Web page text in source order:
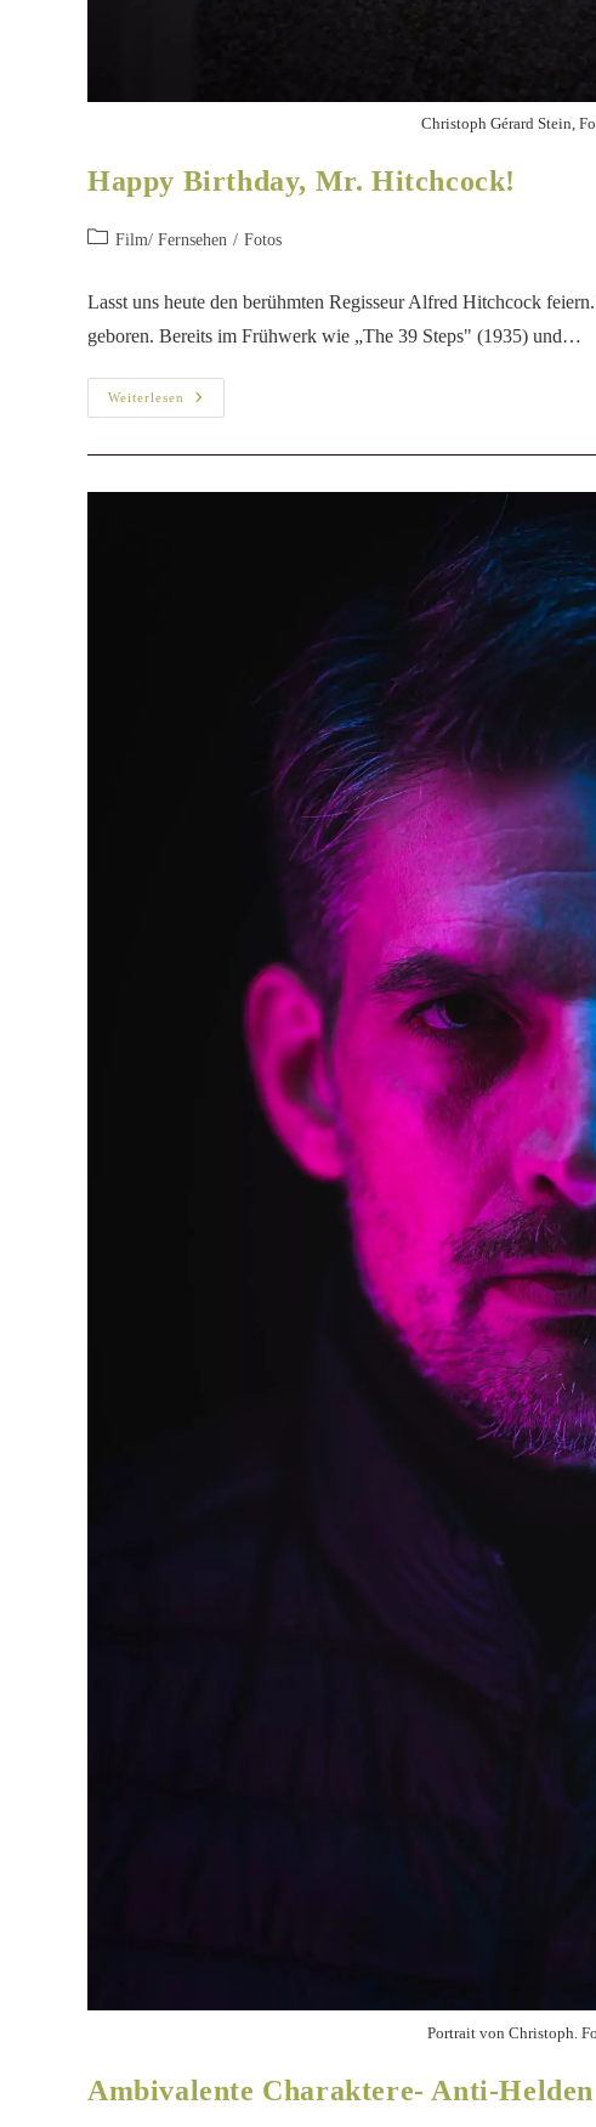
Christoph Gérard Stein,
Happy Birthday, Mr. Hitchcock!
Film/ Fernsehen / Fotos
Lasst uns heute den berühmten Regisseur Alfred Hitchcock
geboren. Bereits im Frühwerk wie „The 39 Steps" (1935) und…
Weiterlesen
Portrait von Christoph.
Ambivalente Charaktere- Anti-Helden